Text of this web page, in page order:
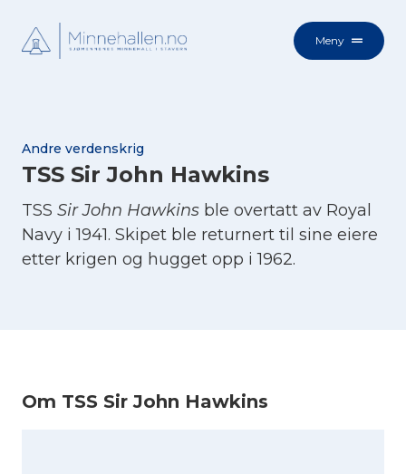
Meny
Andre verdenskrig
TSS Sir John Hawkins
TSS Sir John Hawkins ble overtatt av Royal
Navy i 1941. Skipet ble returnert til sine eiere
etter krigen og hugget opp i 1962.
Om TSS Sir John Hawkins